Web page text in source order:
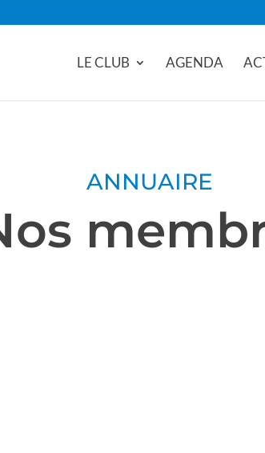
LE CLUB AGENDA
ANNUAIRE